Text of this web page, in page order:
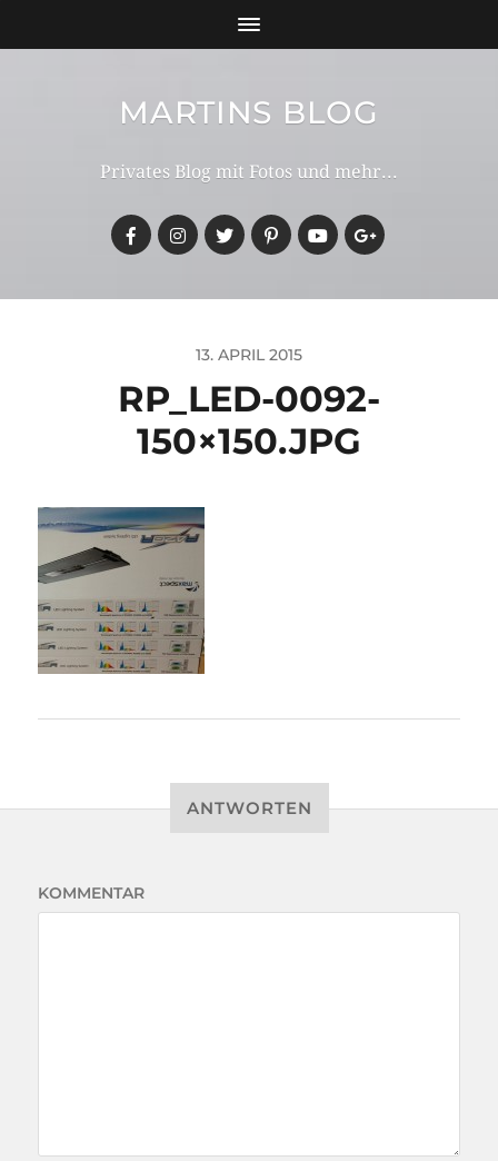
MARTINS BLOG
Privates Blog mit Fotos und mehr...
13. APRIL 2015
RP_LED-0092-
150×150.JPG
ANTWORTEN
KOMMENTAR